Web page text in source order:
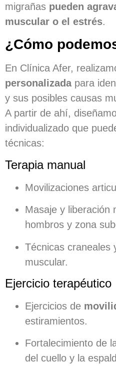
migrañas pueden
muscular o el estrés.
¿Cómo
En Clínica Afer,
personalizadapara
y sus posibles causas
A partir de ahí,
individualizado que
técnicas:
Terapia manual
Movilizaciones
Masaje y liberación
hombros y zona
Técnicas craneales
muscular.
Ejercicio terapéutico
Ejercicios de
estiramientos.
Fortalecimiento de
del cuello y la